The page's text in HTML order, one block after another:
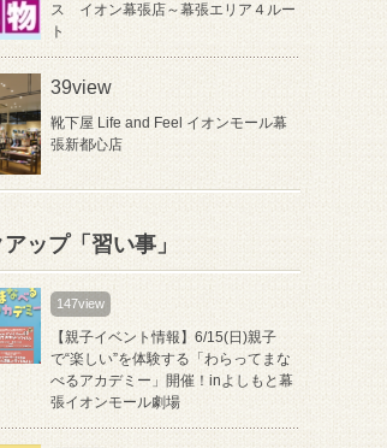
ス イオン幕張店～幕張エリア４ルー
ト
39view
靴下屋 Life and Feel イオンモール幕
張新都心店
ップ「習い事」
147view
【親子イベント情報】6/15(日)親子
で“楽しい”を体験する「わらってまな
べるアカデミー」開催！inよしもと幕
張イオンモール劇場